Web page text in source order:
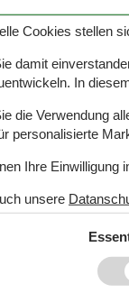
Cookies stellen
damit
In
die Verwendung
personalisierte
Ihre Einwilligung
unsere